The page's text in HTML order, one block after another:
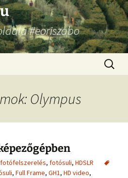
#eoriszabo
Olympus
fotófelszerelés, fotósuli, HDSLR
, Full Frame, GH1, HD video,